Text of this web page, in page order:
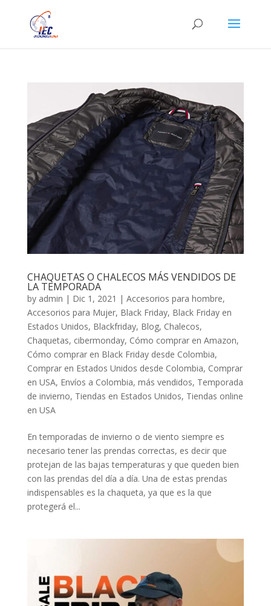
CHAQUETAS O CHALECOS MÁS VENDIDOS DE
LA TEMPORADA
by admin | Dic 1, 2021 | Accesorios para hombre,
Accesorios para Mujer, Black Friday, Black Friday en
Estados Unidos, Blackfriday, Blog, Chalecos,
Chaquetas, cibermonday, Cómo comprar en Amazon,
Cómo comprar en Black Friday desde Colombia,
Comprar en Estados Unidos desde Colombia, Comprar
en USA, Envíos a Colombia, más vendidos, Temporada
de invierno, Tiendas en Estados Unidos, Tiendas online
en USA
En temporadas de invierno o de viento siempre es
necesario tener las prendas correctas, es decir que
protejan de las bajas temperaturas y que queden bien
con las prendas del día a día. Una de estas prendas
indispensables es la chaqueta, ya que es la que
protegerá el...